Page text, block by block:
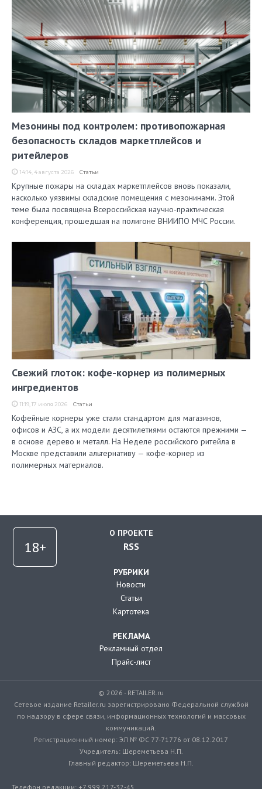
Мезонины под контролем: противопожарная
безопасность складов маркетплейсов и
ритейлеров
14:14, 4 августа 2026 Статьи
Крупные пожары на складах маркетплейсов вновь показали,
насколько уязвимы складские помещения с мезонинами. Этой
теме была посвящена Всероссийская научно-практическая
конференция, прошедшая на полигоне ВНИИПО МЧС России.
Свежий глоток: кофе-корнер из полимерных
ингредиентов
11:19, 17 июля 2026 Статьи
Кофейные корнеры уже стали стандартом для магазинов,
офисов и АЗС, а их модели десятилетиями остаются прежними —
в основе дерево и металл. На Неделе российского ритейла в
Москве представили альтернативу — кофе-корнер из
полимерных материалов.
О ПРОЕКТЕ
RSS
РУБРИКИ
Новости
Статьи
Картотека
РЕКЛАМА
Рекламный отдел
Прайс-лист
© 2026 - RETAILER.ru
Сетевое издание Retailer.ru зарегистрировано Федеральной службой
по надзору в сфере связи, информационных технологий и массовых
коммуникаций.
Регистрационный номер: ЭЛ № ФС 77-71776 от 08.12.2017
Учредитель: Шереметьева Н.П.
Главный редактор: Шереметьева Н.П.
Телефон редакции: +7 999 217-32-45